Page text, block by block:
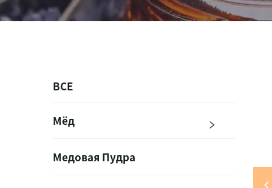
ВСЕ
Мёд
Медовая Пудра